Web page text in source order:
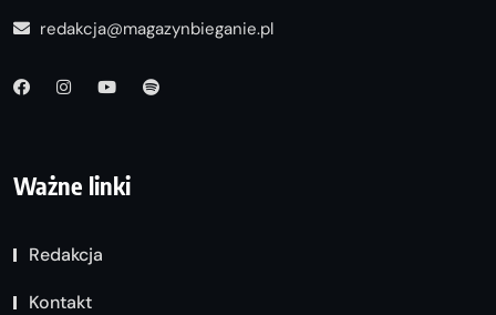
redakcja@magazynbieganie.pl
Ważne linki
Redakcja
Kontakt